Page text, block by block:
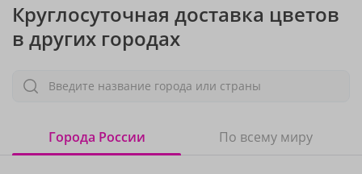
Круглосуточная доставка цветов
в других городах
Введите название города или страны
Города России По всему миру